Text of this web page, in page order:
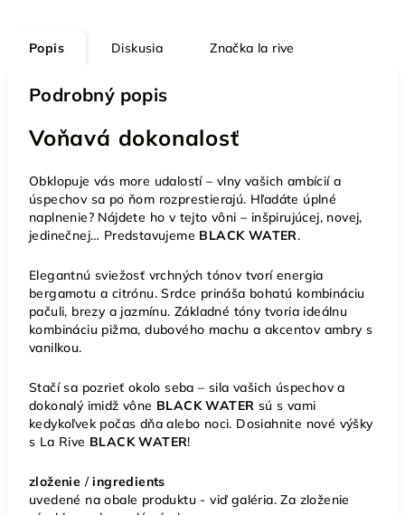
Popis Diskusia Značka la rive
Podrobný popis
Voňavá dokonalosť
Obklopuje vás more udalostí – vlny vašich ambícií a
úspechov sa po ňom rozprestierajú. Hľadáte úplné
naplnenie? Nájdete ho v tejto vôni – inšpirujúcej, novej,
jedinečnej… Predstavujeme BLACK WATER.
Elegantnú sviežosť vrchných tónov tvorí energia
bergamotu a citrónu. Srdce prináša bohatú kombináciu
pačuli, brezy a jazmínu. Základné tóny tvoria ideálnu
kombináciu pižma, dubového machu a akcentov ambry s
vanilkou.
Stačí sa pozrieť okolo seba – sila vašich úspechov a
dokonalý imidž vône BLACK WATER sú s vami
kedykoľvek počas dňa alebo noci. Dosiahnite nové výšky
s La Rive BLACK WATER!
zloženie /ingredients
uvedené na obale produktu - viď galéria. Za zloženie